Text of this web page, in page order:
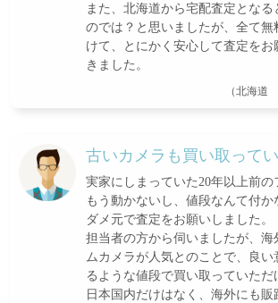
また、北海道から宅配査定となる
のでは？と思いましたが、全て無
けて、とにかく安心して査定を
きました。
（北海道
古いカメラも買い取って
実家にしまっていた20年以上前の
もう動かないし、値段なんて付か
ダメ元で査定をお願いしました。
担当者の方から伺いましたが、海
ムカメラが人気とのことで、良
るような値段で買い取っていただ
日本国内だけはなく、海外にも販